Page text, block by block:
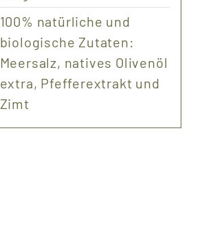
100% natürliche und
biologische Zutaten:
Meersalz, natives Olivenöl
extra, Pfefferextrakt und
Zimt